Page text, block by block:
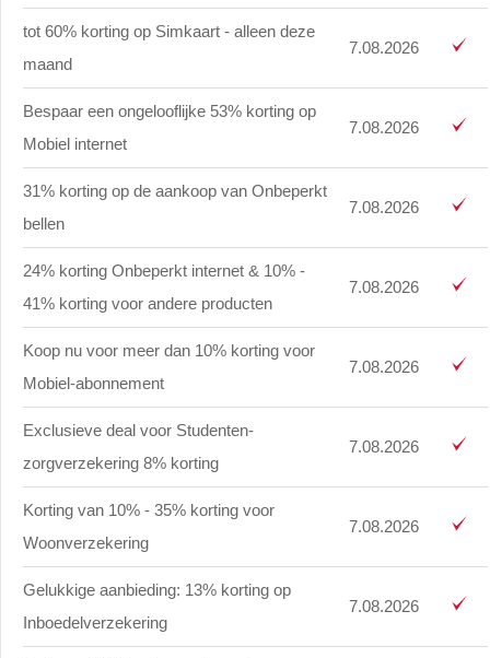
tot 60% korting op Simkaart - alleen deze
maand
7.08.2026
Bespaar een ongelooflijke 53% korting op
Mobiel internet
7.08.2026
31% korting op de aankoop van Onbeperkt
bellen
7.08.2026
24% korting Onbeperkt internet & 10% -
41% korting voor andere producten
7.08.2026
Koop nu voor meer dan 10% korting voor
Mobiel-abonnement
7.08.2026
Exclusieve deal voor Studenten-
zorgverzekering 8% korting
7.08.2026
Korting van 10% - 35% korting voor
Woonverzekering
7.08.2026
Gelukkige aanbieding: 13% korting op
Inboedelverzekering
7.08.2026